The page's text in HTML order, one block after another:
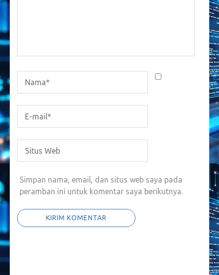
Simpan nama, email, dan situs web saya pada
peramban ini untuk komentar saya berikutnya.